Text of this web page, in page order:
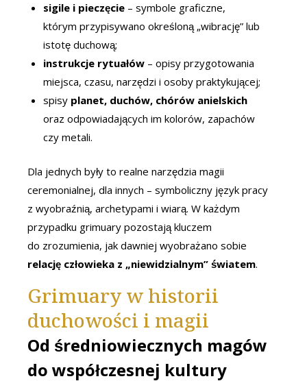
sigile i pieczęcie– symbole graficzne,
którym przypisywano określoną „wibrację” lub
istotę duchową;
instrukcje rytuałów– opisy przygotowania
miejsca, czasu, narzędzi i osoby praktykującej;
spisy planet, duchów, chórów anielskich
oraz odpowiadających im kolorów, zapachów
czy metali.
Dla jednych były to realne narzędzia magii
ceremonialnej, dla innych – symboliczny język pracy
z wyobraźnią, archetypami i wiarą. W każdym
przypadku grimuary pozostają kluczem
do zrozumienia, jak dawniej wyobrażano sobie
relację człowieka z „niewidzialnym” światem.
Grimuary w historii
duchowości i magii
Od średniowiecznych magów
do współczesnej kultury